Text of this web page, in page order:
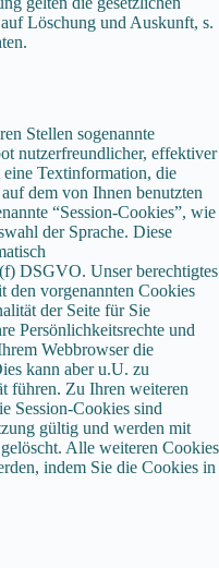
Löschung und Auskunft, s.
Stellen sogenannte
nutzerfreundlicher, effektiver
Textinformation, die
dem von Ihnen benutzten
“Session-Cookies”, wie
der Sprache. Diese
DSGVO. Unser berechtigtes
den vorgenannten Cookies
der Seite für Sie
Persönlichkeitsrechte und
Webbrowser die
kann aber u.U. zu
führen. Zu Ihren weiteren
Session-Cookies sind
gültig und werden mit
Alle weiteren Cookies
indem Sie die Cookies in